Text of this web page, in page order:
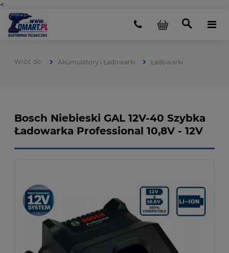
<
Akumulatory i Ładowarki Ładowarki
Bosch Niebieski GAL 12V-40 Szybka
Ładowarka Professional 10,8V - 12V